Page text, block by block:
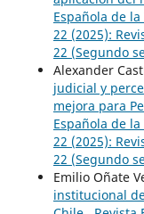
Española de
22 (2025):
22 (Segundo
Alexander
judicial y
mejora para
Española de
22 (2025):
22 (Segundo
Emilio Oñate
institucional